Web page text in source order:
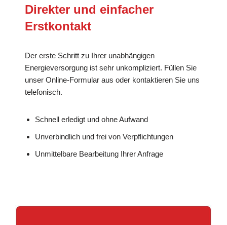
Direkter und einfacher
Erstkontakt
Der erste Schritt zu Ihrer unabhängigen
Energieversorgung ist sehr unkompliziert. Füllen Sie
unser Online-Formular aus oder kontaktieren Sie uns
telefonisch.
Schnell erledigt und ohne Aufwand
Unverbindlich und frei von Verpflichtungen
Unmittelbare Bearbeitung Ihrer Anfrage